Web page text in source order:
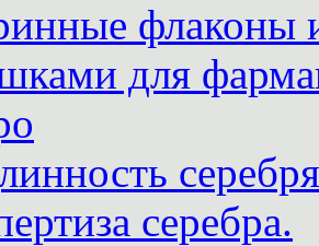
флаконы
для
серебра.